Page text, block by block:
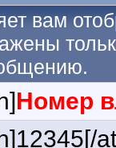
вам
Номер